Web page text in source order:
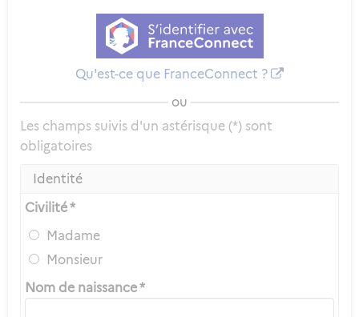
Qu'est-ce que FranceConnect ?
ou
Les champs suivis d'un astérisque (*) sont
obligatoires
Identité
Civilité *
Madame
Monsieur
Nom de naissance *